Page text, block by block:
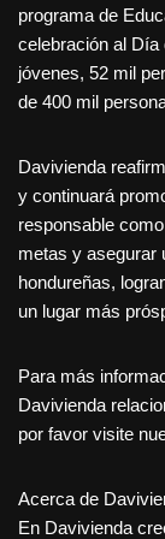
programa de
celebración al
jóvenes, 52 mil
de 400 mil
Davivienda
y continuará
responsable
metas y asegurar
hondureñas,
un lugar más
Para más
Davivienda
por favor visite
Acerca de
En Davivienda